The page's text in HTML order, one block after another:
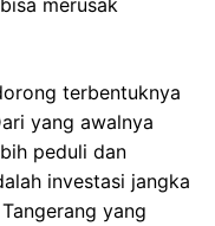
terbentuknya
yang awalnya
peduli dan
investasi jangka
yang